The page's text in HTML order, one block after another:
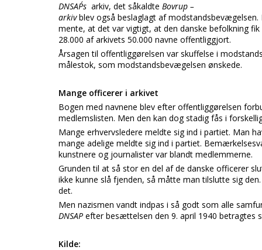
DNSAP´s arkiv, det såkaldte Bovrup –
arkivblev også beslaglagt af
mente, at det var vigtigt, at den danske befolkning
28.000 af arkivets 50.000 navne offentliggjort.
Årsagen til offentliggørelsen var skuffelse i
målestok, som modstandsbevægelsen ønskede.
Mange officerer i arkivet
Bogen med navnene blev efter offentliggørelsen
medlemslisten. Men den kan dog stadig fås i
Mange erhvervsledere meldte sig ind i partiet. Man
mange adelige meldte sig ind i partiet.
kunstnere og journalister var blandt medlemmerne.
Grunden til at så stor en del af de danske officerer
ikke kunne slå fjenden, så måtte man tilslutte sig
det.
Men nazismen vandt indpas i så godt som alle
DNSAP efter besættelsen den 9. april 1940
Kilde: